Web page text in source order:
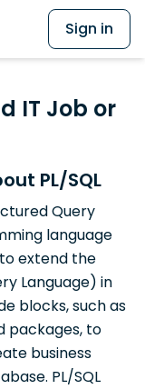
Sign in
IT Job or
PL/SQL
Query
language
extend the
Language) in
blocks, such as
packages, to
business
PL/SQL